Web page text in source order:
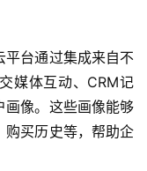
平台通过集成来自不
媒体互动、CRM记
画像。这些画像能够
购买历史等，帮助企